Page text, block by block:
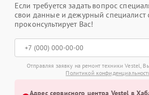
Если требуется задать вопрос
свои данные и дежурный специалист
проконсультирует Вас!
Отправляя заявку на ремонт техники Vestel,
Политикой
Адрес сервисного центра Vestel в